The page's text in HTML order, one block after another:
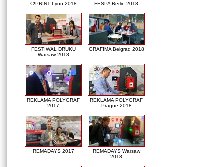
C!PRINT Lyon 2018 FESPA Berlin 2018
FESTIWAL DRUKU
Warsaw 2018
GRAFIMA Belgrad 2018
REKLAMA POLYGRAF
2017
REKLAMA POLYGRAF
Prague 2018
REMADAYS 2017
REMADAYS Warsaw
2018